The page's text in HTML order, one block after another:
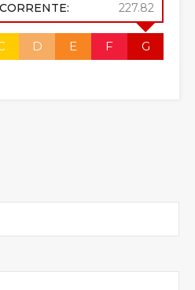
227.82
D E F G